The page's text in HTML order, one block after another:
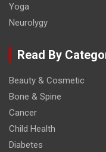
Yoga
Neurolygy
Read By
Beauty & Cosmetic
Bone & Spine
Cancer
Child Health
Diabetes